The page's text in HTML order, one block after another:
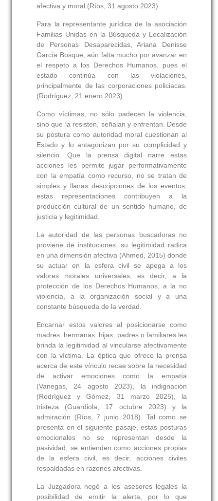
afectiva y moral (Ríos, 31 agosto 2023).
Para la representante jurídica de la asociación
Familias Unidas en la Búsqueda y Localización
de Personas Desaparecidas, Ariana Denisse
García Bosque, aún falta mucho por avanzar en
el respeto a los Derechos Humanos, pues el
estado continúa con las violaciones,
principalmente de las corporaciones policiacas.
(Rodríguez, 21 enero 2023)
Como víctimas, no sólo padecen la violencia,
sino que la resisten, señalan y enfrentan. Desde
su postura como autoridad moral cuestionan al
Estado y lo antagonizan por su complicidad y
silencio. Que la prensa digital narre estas
acciones les permite jugar performativamente
con la empatía como recurso, no se tratan de
simples y llanas descripciones de los eventos,
estas representaciones contribuyen a la
producción cultural de un sentido humano, de
justicia y legitimidad.
La autoridad de las personas buscadoras no
proviene de instituciones, su legitimidad radica
en una dimensión afectiva (Ahmed, 2015) donde
su actuar en la esfera civil se apega a los
valores morales universales, es decir, a la
protección de los Derechos Humanos, a la no
violencia, a la organización social y a una
constante búsqueda de la verdad.
Encarnar estos valores al posicionarse como
madres, hermanas, hijas, padres o familiares les
brinda la legitimidad al vincularse afectivamente
con la víctima. La óptica que ofrece la prensa
acerca de este vínculo recae sobre la necesidad
de activar emociones como la empatía
(Vanegas, 24 agosto 2023), la indignación
(Rodríguez y Gómez, 31 marzo 2025), la
tristeza (Guardiola, 17 octubre 2023) y la
admiración (Ríos, 7 junio 2018). Tal como se
presenta en el siguiente pasaje, estas posturas
emocionales no se representan desde la
pasividad, se entienden como acciones propias
de la esfera civil, es decir, acciones civiles
respaldadas en razones afectivas.
La Juzgadora negó a los asesores legales la
posibilidad de emitir la alerta, por lo que